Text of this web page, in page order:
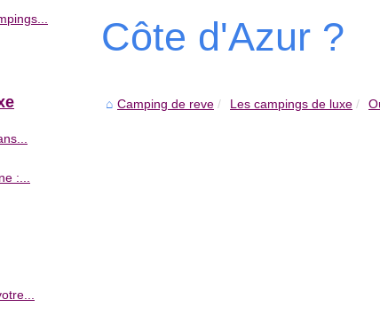
Côte d'Azur ?
Camping de reve Les campings de luxe
:...